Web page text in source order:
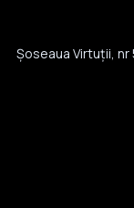
Șoseaua Virtuții, nr